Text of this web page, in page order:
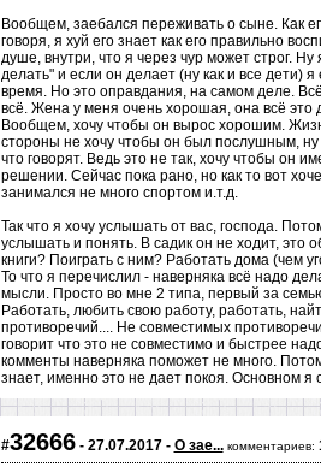
Вообщем, заебался переживать о сыне. Как
говоря, я хуй его знает как его правильно
душе, внутри, что я через чур может строг.
делать" и если он делает (ну как и все дети)
время. Но это оправдания, на самом деле.
всё. Жена у меня очень хорошая, она всё это
Вообщем, хочу чтобы он вырос хорошим.
стороны не хочу чтобы он был послушным, ну
что говорят. Ведь это не так, хочу чтобы он
решении. Сейчас пока рано, но как то вот
занимался не много спортом и.т.д.
Так что я хочу услышать от вас, господа.
услышать и понять. В садик он не ходит, это
книги? Поиграть с ним? Работать дома (чем
То что я перечислил - наверняка всё надо
мысли. Просто во мне 2 типа, первый за
Работать, любить свою работу, работать,
противоречий.... Не совместимых
говорит что это не совместимо и быстрее
комменты наверняка поможет не много.
знает, именно это не дает покоя. Основном я
#32666- 27.07.2017 - О зае... комментариев: